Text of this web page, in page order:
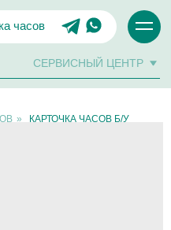
ЦЕНТР
» КАРТОЧКА ЧАСОВ Б/У